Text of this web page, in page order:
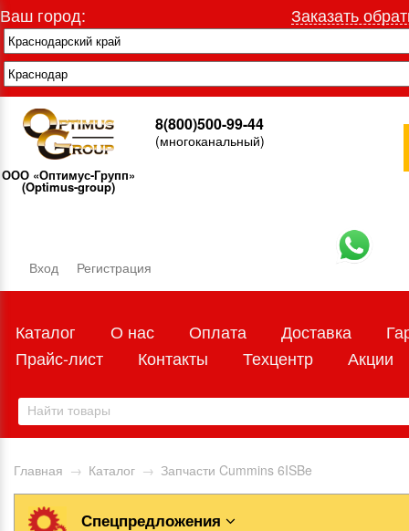
Ваш город: Заказать
ООО «Оптимус-Групп»
(Optimus-group)
8(800)500-99-44
(многоканальный)
Вход Регистрация
Каталог О нас Оплата Доставка
Прайс-лист
Контакты Техцентр Акции
Главная → Каталог → Запчасти Cummins 6ISBe
Спецпредложения